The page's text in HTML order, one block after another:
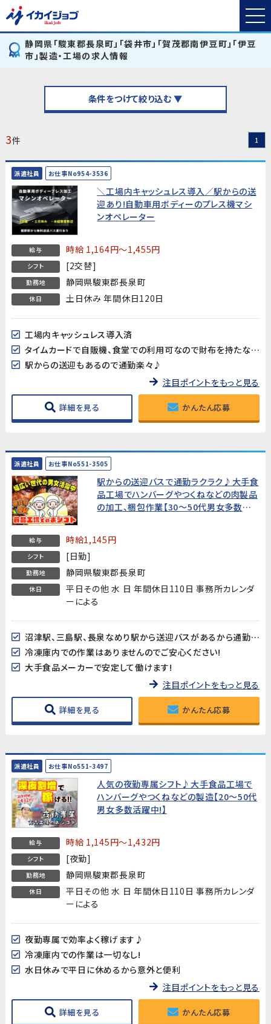
静岡県「駿東郡長泉町」「袋井市」「賀茂郡南伊豆町」「伊豆
市」製造・工場の求人情報
条件をつけて絞り込む ▼
3件 1
派遣社員 お仕事No954-3536
＼工場内キャッシュレス導入／駅からの送
迎あり!自動車用ボディーのプレス機マシ
ンオペレーター
給与 時給 1,164円～1,455円
シフト [2交替]
勤務地 静岡県駿東郡長泉町
休日 土日休み 年間休日120日
工場内キャッシュレス導入済
タイムカードで自販機、食堂での利用可なので財布を持たなくても支払い可能
駅からの送迎もあるので通勤楽々♪
注目ポイントをもっと見る
詳細を見る かんたん応募
派遣社員 お仕事No551-3505
駅からの送迎バスで通勤ラクラク♪大手食
品工場でハンバーグやつくねなどの肉製品
の加工、梱包作業【30～50代男女多数活
給与 時給1,145円
シフト [日勤]
勤務地 静岡県駿東郡長泉町
休日
平日その他 水 日 年間休日110日 事務所カレンダ
ーによる
沼津駅、三島駅、長泉なめり駅から送迎バスがあるから通勤ラクラク♪
冷凍庫内での作業はありませんのでご安心ください!
大手食品メーカーで安定して働けます!
注目ポイントをもっと見る
詳細を見る かんたん応募
派遣社員 お仕事No551-3497
人気の夜勤専属シフト♪大手食品工場で
ハンバーグやつくねなどの製造【20～50代
男女多数活躍中!】
給与 時給 1,145円～1,432円
シフト [夜勤]
勤務地 静岡県駿東郡長泉町
休日
平日その他 水 日 年間休日110日 事務所カレンダ
ーによる
夜勤専属で効率よく稼げます♪
冷凍庫内での作業は一切なし!
水日休みで平日に休めるから意外と便利
注目ポイントをもっと見る
詳細を見る かんたん応募